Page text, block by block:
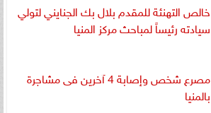
خالص التهنئة للمقدم بلال بك الجنايني لتولي
سيادته رئيساً لمباحث مركز المنيا
مصرع شخص وإصابة 4 آخرين فى مشاجرة
بالمنيا